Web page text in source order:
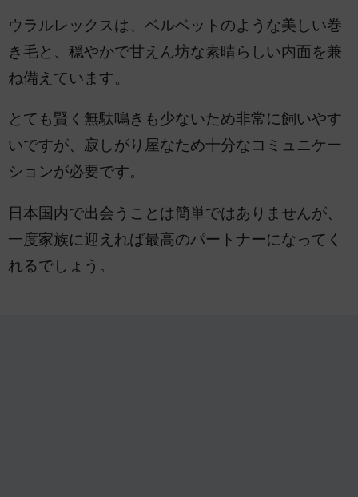
ウラルレックスは、ベルベットのような美しい巻
き毛と、穏やかで甘えん坊な素晴らしい内面を兼
ね備えています。
とても賢く無駄鳴きも少ないため非常に飼いやす
いですが、寂しがり屋なため十分なコミュニケー
ションが必要です。
日本国内で出会うことは簡単ではありませんが、
一度家族に迎えれば最高のパートナーになってく
れるでしょう。